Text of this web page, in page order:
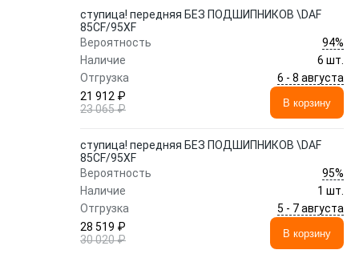
ступица! передняя БЕЗ ПОДШИПНИКОВ \DAF
85CF/95XF
Вероятность
94%
Наличие
6 шт.
Отгрузка
6 - 8 августа
21 912 ₽
23 065 ₽
В корзину
ступица! передняя БЕЗ ПОДШИПНИКОВ \DAF
85CF/95XF
Вероятность
95%
Наличие
1 шт.
Отгрузка
5 - 7 августа
28 519 ₽
30 020 ₽
В корзину